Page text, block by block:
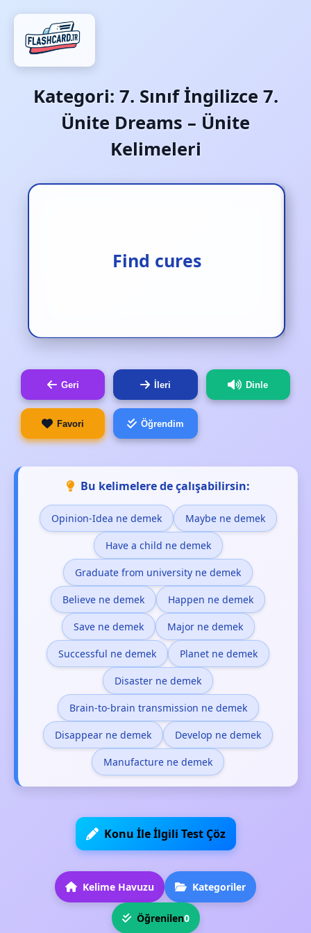
Kategori: 7. Sınıf İngilizce 7.
Ünite Dreams – Ünite
Kelimeleri
Find cures
Tedaviler bulmak
Geri İleri Dinle
Favori Öğrendim
Bu kelimelere de çalışabilirsin:
Opinion-Idea ne demek Maybe ne demek
Have a child ne demek
Graduate from university ne demek
Believe ne demek Happen ne demek
Save ne demek Major ne demek
Successful ne demek Planet ne demek
Disaster ne demek
Brain-to-brain transmission ne demek
Disappear ne demek Develop ne demek
Manufacture ne demek
Konu İle İlgili Test Çöz
Kelime Havuzu Kategoriler
Öğrenilen0